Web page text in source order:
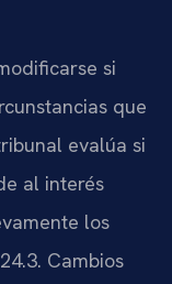
si
que
evalúa si
al interés
los
Cambios